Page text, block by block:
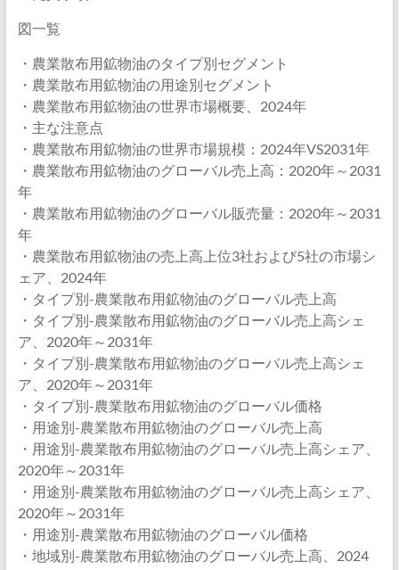
図一覧
・農業散布用鉱物油のタイプ別セグメント
・農業散布用鉱物油の用途別セグメント
・農業散布用鉱物油の世界市場概要、2024年
・主な注意点
・農業散布用鉱物油の世界市場規模：2024年VS2031年
・農業散布用鉱物油のグローバル売上高：2020年～2031
年
・農業散布用鉱物油のグローバル販売量：2020年～2031
年
・農業散布用鉱物油の売上高上位3社および5社の市場シ
ェア、2024年
・タイプ別-農業散布用鉱物油のグローバル売上高
・タイプ別-農業散布用鉱物油のグローバル売上高シェ
ア、2020年～2031年
・タイプ別-農業散布用鉱物油のグローバル売上高シェ
ア、2020年～2031年
・タイプ別-農業散布用鉱物油のグローバル価格
・用途別-農業散布用鉱物油のグローバル売上高
・用途別-農業散布用鉱物油のグローバル売上高シェア、
2020年～2031年
・用途別-農業散布用鉱物油のグローバル売上高シェア、
2020年～2031年
・用途別-農業散布用鉱物油のグローバル価格
・地域別-農業散布用鉱物油のグローバル売上高、2024